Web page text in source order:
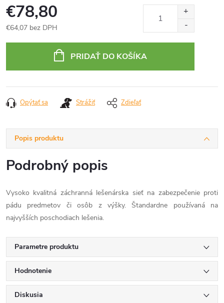
€78,80
€64,07 bez DPH
PRIDAŤ DO KOŠÍKA
Opýtať sa Strážiť Zdieľať
Popis produktu
Podrobný popis
Vysoko kvalitná záchranná lešenárska sieť na zabezpečenie proti
pádu predmetov či osôb z výšky. Štandardne používaná na
najvyšších poschodiach lešenia.
Parametre produktu
Hodnotenie
Diskusia